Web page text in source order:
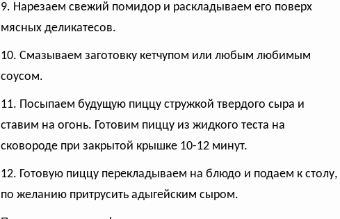
9. Нарезаем свежий помидор и раскладываем его поверх
мясных деликатесов.
10. Смазываем заготовку кетчупом или любым любимым
соусом.
11. Посыпаем будущую пиццу стружкой твердого сыра и
ставим на огонь. Готовим пиццу из жидкого теста на
сковороде при закрытой крышке 10-12 минут.
12. Готовую пиццу перекладываем на блюдо и подаем к столу,
по желанию притрусить адыгейским сыром.